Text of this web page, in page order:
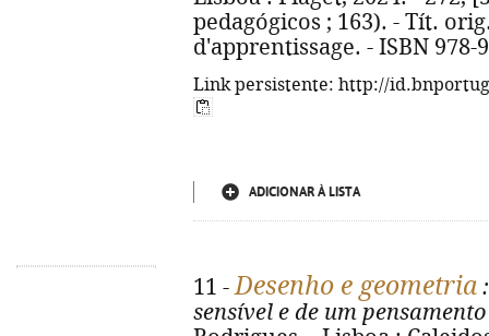
pedagógicos ; 163). - Tít.
d'apprentissage. - ISBN 978-
Link persistente: http://
ADICIONAR À LISTA
11 -Desenho e geometria
sensível e de um